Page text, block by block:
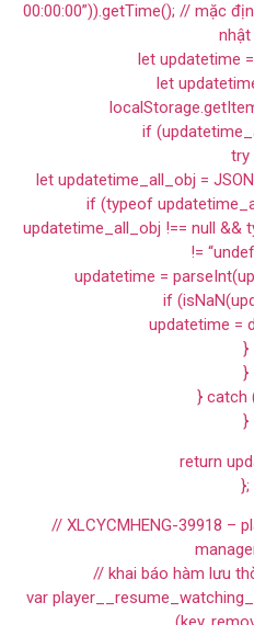
00:00:00”)).getTime(); // mặc
nhật
let updatetime
let
if
try
let updatetime_all_obj =
if (typeof
updatetime_all_obj !== null &&
!=
updatetime =
if
updatetime =
}
}
} catch
}
return
};
// XLCYCMHENG-39918 –
// khai báo hàm lưu
var